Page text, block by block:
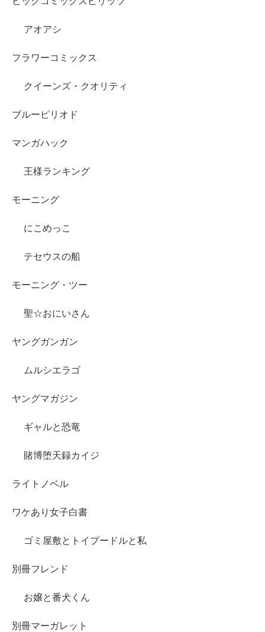
アオアシ
フラワーコミックス
クイーンズ・クオリティ
ブルーピリオド
マンガハック
王様ランキング
モーニング
にこめっこ
テセウスの船
モーニング・ツー
聖☆おにいさん
ヤングガンガン
ムルシエラゴ
ヤングマガジン
ギャルと恐竜
賭博堕天録カイジ
ライトノベル
ワケあり女子白書
ゴミ屋敷とトイプードルと私
別冊フレンド
お嬢と番犬くん
別冊マーガレット